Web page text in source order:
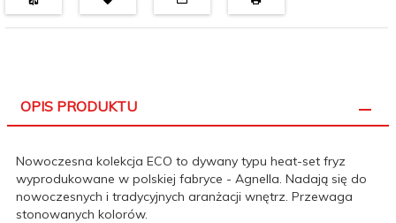
OPIS PRODUKTU
Nowoczesna kolekcja ECO to dywany typu heat-set fryz
wyprodukowane w polskiej fabryce - Agnella. Nadają się do
nowoczesnych i tradycyjnych aranżacji wnętrz. Przewaga
stonowanych kolorów.